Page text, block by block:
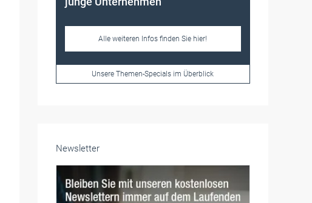
Frauen im Handwerk
Unsere Themen-Specials im Überblick